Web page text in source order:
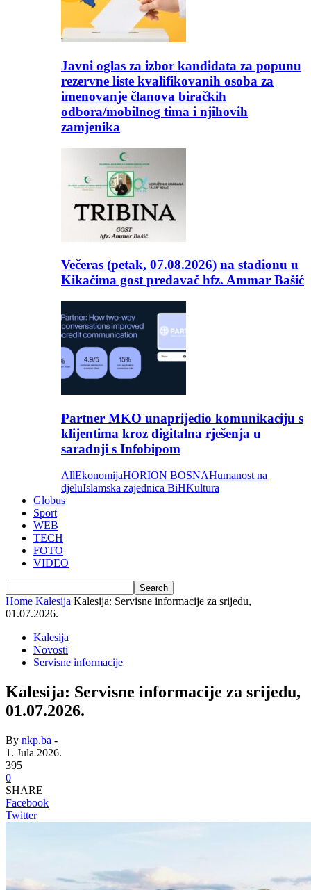
Javni oglas za izbor kandidata za popunu
rezervne liste kvalifikovanih osoba za
imenovanje članova biračkih
odbora/mobilnog tima i njihovih
zamjenika
Večeras (petak, 07.08.2026) na stadionu u
Kikačima gost predavač hfz. Ammar Bašić
Partner MKO unaprijedio komunikaciju s
klijentima kroz digitalna rješenja u
saradnji s Infobipom
AllEkonomijaHORION BOSNAHumanost na
djeluIslamska zajednica BiHKultura
Globus
Sport
WEB
TECH
FOTO
VIDEO
Home Kalesija Kalesija: Servisne informacije za srijedu,
01.07.2026.
Kalesija
Novosti
Servisne informacije
Kalesija: Servisne informacije za srijedu,
01.07.2026.
By nkp.ba -
1. Jula 2026.
395
0
SHARE
Facebook
Twitter